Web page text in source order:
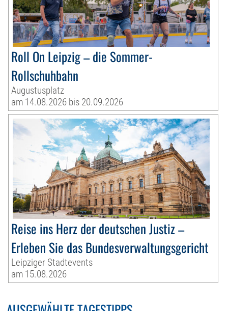
Roll On Leipzig – die Sommer-
Rollschuhbahn
Augustusplatz
am 14.08.2026 bis 20.09.2026
Reise ins Herz der deutschen Justiz –
Erleben Sie das Bundesverwaltungsgericht
Leipziger Stadtevents
am 15.08.2026